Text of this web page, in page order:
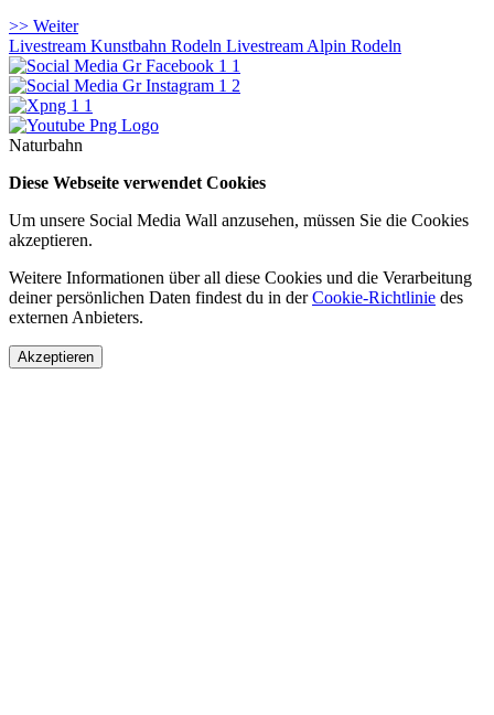
>> Weiter
Livestream Kunstbahn Rodeln Livestream Alpin Rodeln
Naturbahn
Diese Webseite verwendet Cookies
Um unsere Social Media Wall anzusehen, müssen Sie die Cookies
akzeptieren.
Weitere Informationen über all diese Cookies und die Verarbeitung
deiner persönlichen Daten findest du in derCookie-Richtlinie des
externen Anbieters.
Akzeptieren